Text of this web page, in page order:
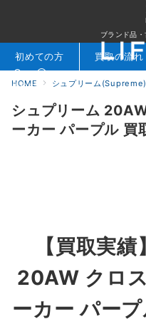
ブランド品
検索 お問合せ
初めての方 買取の流れ
HOME シュプリーム
シュプリーム
ーカー パープル 買
【買取実
20AW クロ
ーカー パー